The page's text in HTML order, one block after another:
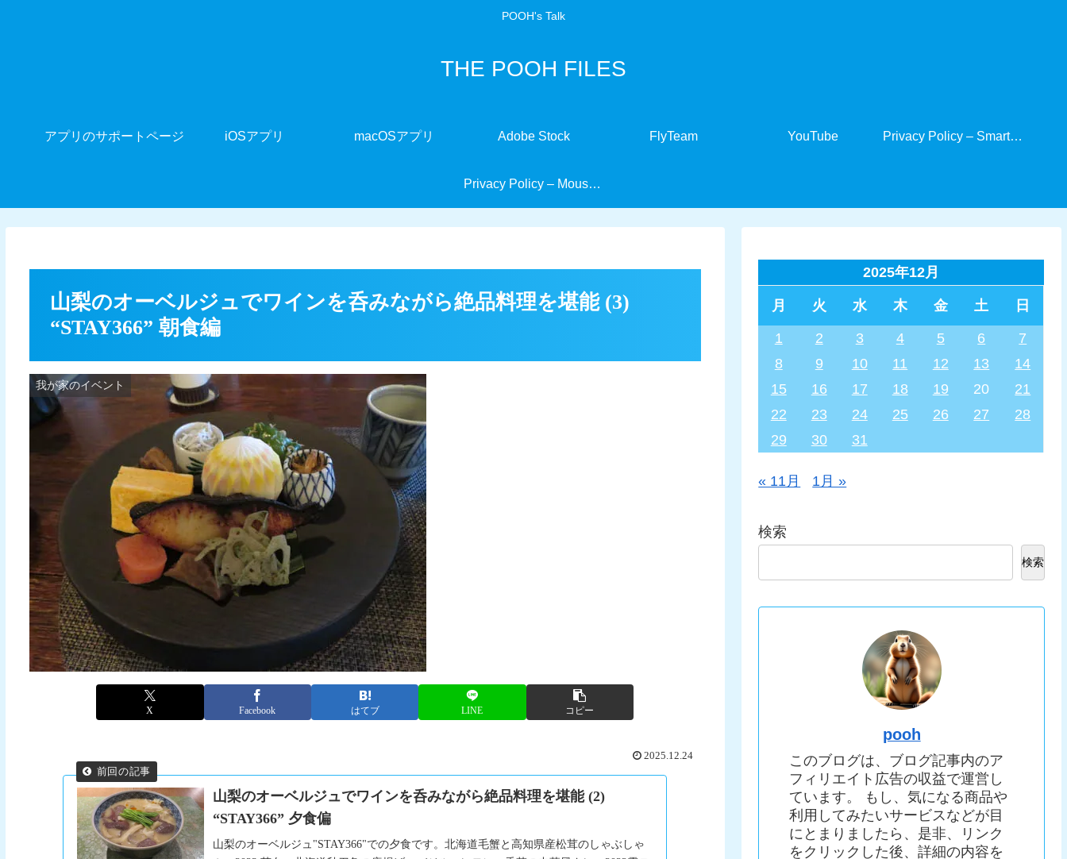
POOH's Talk
THE POOH FILES
アプリのサポートページ iOSアプリ macOSアプリ Adobe Stock FlyTeam YouTube Privacy Policy – SmartCabinet
Privacy Policy – MouseMate
山梨のオーベルジュでワインを呑みながら絶品料理を堪能 (3)
“STAY366” 朝食編
我が家のイベント
X Facebook はてブ LINE コピー
2025.12.24
山梨のオーベルジュでワインを呑みながら絶品料理を堪能 (2)
“STAY366” 夕食偏
山梨のオーベルジュ"STAY366"での夕食です。北海道毛蟹と高知県産松茸のしゃぶしゃ
2025年12月
月 火 水 木 金 土 日
1 2 3 4 5 6
7
8
9 10 11 12 13
14
15
16 17 18 19 20
21
22
23 24 25 26 27
28
29
30 31
« 11月 1月 »
検索
検索
pooh
このブログは、ブログ記事内のア
フィリエイト広告の収益で運営し
ています。 もし、気になる商品や
利用してみたいサービスなどが目
にとまりましたら、是非、リンク
をクリックした後、詳細の内容を